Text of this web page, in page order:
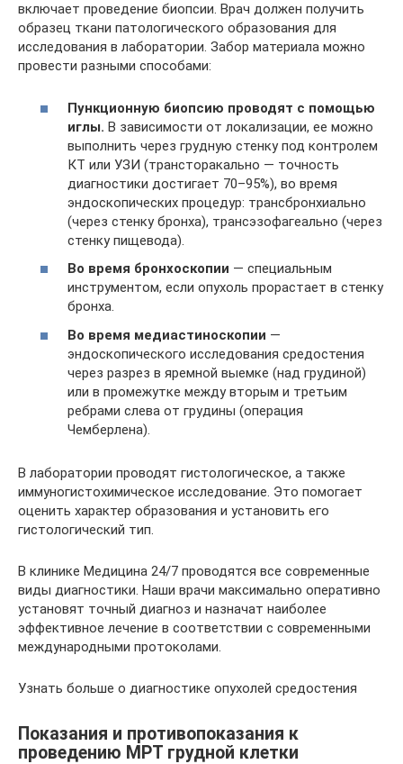
включает проведение биопсии. Врач должен получить
образец ткани патологического образования для
исследования в лаборатории. Забор материала можно
провести разными способами:
Пункционную биопсию проводят с помощью
иглы. В зависимости от локализации, ее можно
выполнить через грудную стенку под контролем
КТ или УЗИ (трансторакально — точность
диагностики достигает 70–95%), во время
эндоскопических процедур: трансбронхиально
(через стенку бронха), трансэзофагеально (через
стенку пищевода).
Во время бронхоскопии — специальным
инструментом, если опухоль прорастает в стенку
бронха.
Во время медиастиноскопии —
эндоскопического исследования средостения
через разрез в яремной выемке (над грудиной)
или в промежутке между вторым и третьим
ребрами слева от грудины (операция
Чемберлена).
В лаборатории проводят гистологическое, а также
иммуногистохимическое исследование. Это помогает
оценить характер образования и установить его
гистологический тип.
В клинике Медицина 24/7 проводятся все современные
виды диагностики. Наши врачи максимально оперативно
установят точный диагноз и назначат наиболее
эффективное лечение в соответствии с современными
международными протоколами.
Узнать больше о диагностике опухолей средостения
Показания и противопоказания к
проведению МРТ грудной клетки